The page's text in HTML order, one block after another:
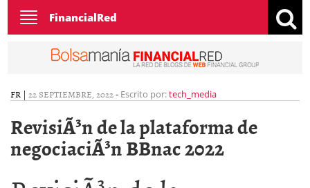
Toggle
navigation
FinancialRed
FR | 22 SEPTIEMBRE, 2022- Escrito por:tech_media
RevisiÃ³n de la plataforma de
negociaciÃ³n BBnac 2022